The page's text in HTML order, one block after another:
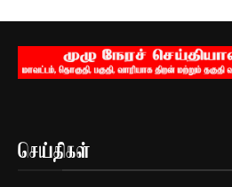
செய்திகள்